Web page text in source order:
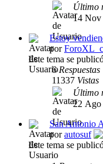
Último
14 Nov
Estoy
por
Este tema se
6Respuestas
11337 Vistas
Último
22 Ago
San Antonio
porautosuf
Este tema se